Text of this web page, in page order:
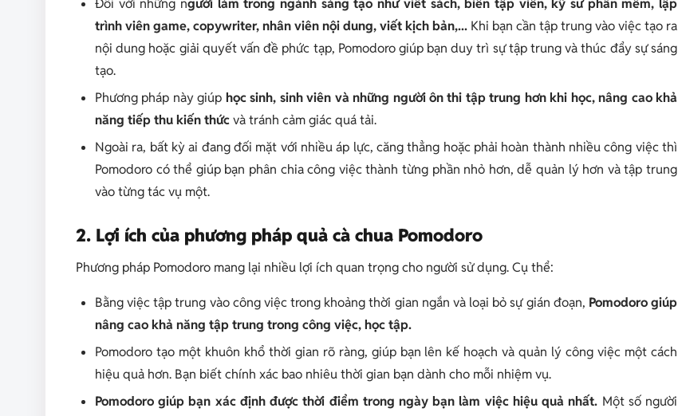
trình viên game, copywriter, nhân viên nội dung, viết kịch bản,... Khi bạn cần tập trung vào việc tạo ra
nội dung hoặc giải quyết vấn đề phức tạp, Pomodoro giúp bạn duy trì sự tập trung và thúc đẩy sự sáng
tạo.
Phương pháp này giúp học sinh, sinh viên và những người ôn thi tập trung hơn khi học, nâng cao khả
năng tiếp thu kiến thứcvà tránh cảm giác quá tải.
Ngoài ra, bất kỳ ai đang đối mặt với nhiều áp lực, căng thẳng hoặc phải hoàn thành nhiều công việc thì
Pomodoro có thể giúp bạn phân chia công việc thành từng phần nhỏ hơn, dễ quản lý hơn và tập trung
vào từng tác vụ một.
2. Lợi ích của phương pháp quả cà chua Pomodoro
Phương pháp Pomodoro mang lại nhiều lợi ích quan trọng cho người sử dụng. Cụ thể:
Bằng việc tập trung vào công việc trong khoảng thời gian ngắn và loại bỏ sự gián đoạn, Pomodoro giúp
nâng cao khả năng tập trung trong công việc, học tập.
Pomodoro tạo một khuôn khổ thời gian rõ ràng, giúp bạn lên kế hoạch và quản lý công việc một cách
hiệu quả hơn. Bạn biết chính xác bao nhiêu thời gian bạn dành cho mỗi nhiệm vụ.
Pomodoro giúp bạn xác định được thời điểm trong ngày bạn làm việc hiệu quả nhất. Một số người